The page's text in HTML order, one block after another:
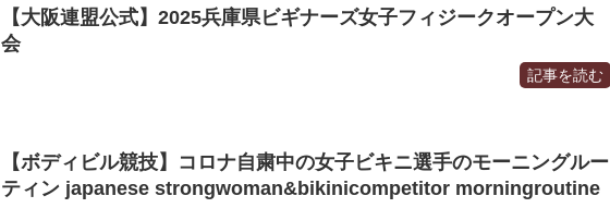
【大阪連盟公式】2025兵庫県ビギナーズ女子フィジークオープン大
会
記事を読む
【ボディビル競技】コロナ自粛中の女子ビキニ選手のモーニングルー
ティン japanese strongwoman&bikinicompetitor morningroutine